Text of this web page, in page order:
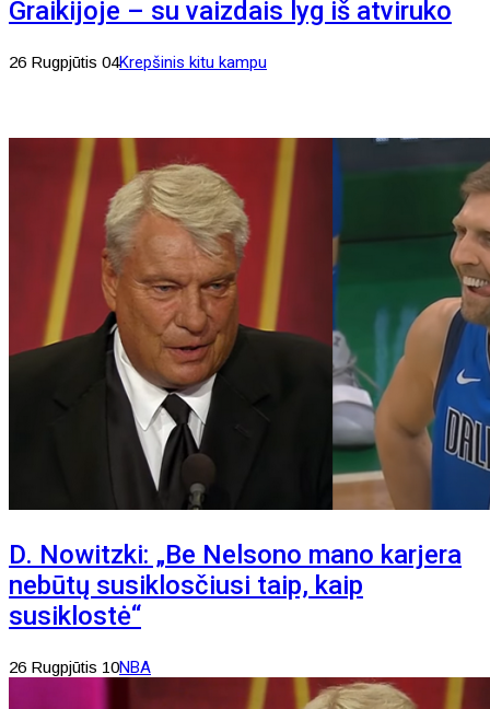
Graikijoje – su vaizdais lyg iš atviruko
26 Rugpjūtis 04Krepšinis kitu kampu
D. Nowitzki: „Be Nelsono mano karjera
nebūtų susiklosčiusi taip, kaip
susiklostė“
26 Rugpjūtis 10NBA